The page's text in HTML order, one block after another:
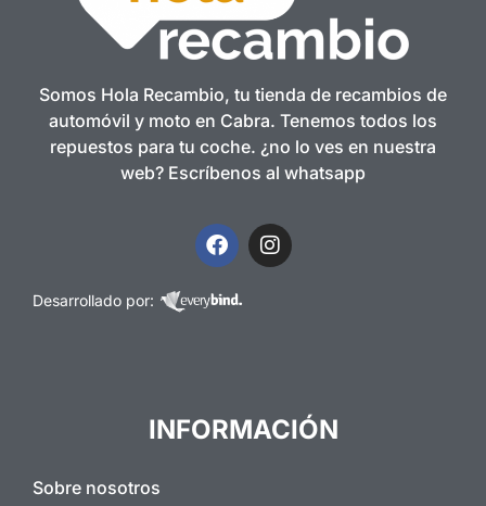
Somos Hola Recambio, tu tienda de recambios de
automóvil y moto en Cabra. Tenemos todos los
repuestos para tu coche. ¿no lo ves en nuestra
web? Escríbenos al whatsapp
Desarrollado por:
INFORMACIÓN
Sobre nosotros